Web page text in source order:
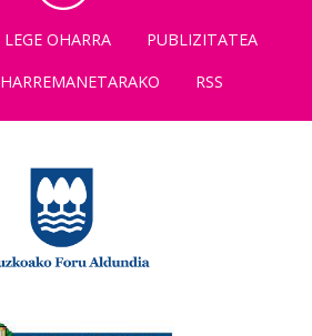
LEGE OHARRA
PUBLIZITATEA
HARREMANETARAKO RSS